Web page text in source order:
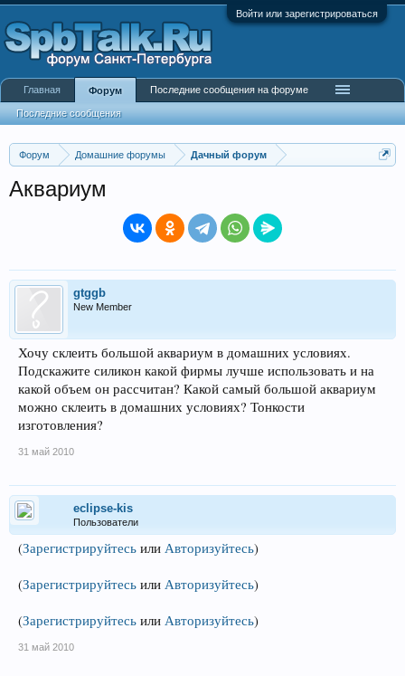
Войти или зарегистрироваться
Форум Домашние форумы Дачный форум
Аквариум
gtggb
New Member
Хочу склеить большой аквариум в домашних условиях.
Подскажите силикон какой фирмы лучше использовать и на
какой объем он рассчитан? Какой самый большой аквариум
можно склеить в домашних условиях? Тонкости
изготовления?
31 май 2010
eclipse-kis
Пользователи
(Зарегистрируйтесь или Авторизуйтесь)
(Зарегистрируйтесь или Авторизуйтесь)
(Зарегистрируйтесь или Авторизуйтесь)
31 май 2010
Главная Форум
Последние сообщения
Последние сообщения на форуме